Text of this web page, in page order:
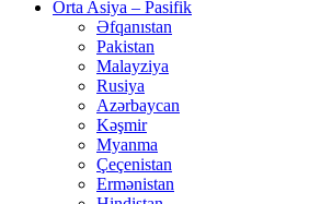
Orta Asiya – Pasifik
Əfqanıstan
Pakistan
Malayziya
Rusiya
Azərbaycan
Kəşmir
Myanma
Çeçenistan
Ermənistan